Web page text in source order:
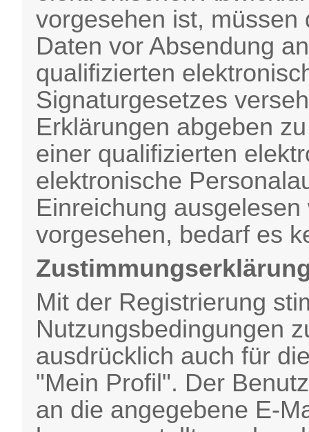
vorgesehen ist,
Daten vor Absendung
qualifizierten
Signaturgesetzes
Erklärungen abgeben
einer qualifizierten
elektronische
Einreichung
vorgesehen, bedarf es
Mit der Registrierung
Nutzungsbedingungen
ausdrücklich auch für
"Mein Profil". Der
an die angegebene E-